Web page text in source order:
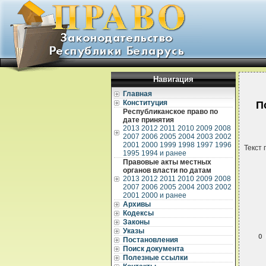
Навигация
Главная
Конституция
Республиканское право по
дате принятия
2013 2012 2011 2010 2009 2008
2007 2006 2005 2004 2003 2002
2001 2000 1999 1998 1997 1996
1995 1994 и ранее
Правовые акты местных
органов власти по датам
2013 2012 2011 2010 2009 2008
2007 2006 2005 2004 2003 2002
2001 2000 и ранее
Архивы
Кодексы
Законы
Указы
Постановления
Поиск документа
Полезные ссылки
Текст